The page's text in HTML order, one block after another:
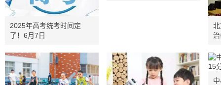
2025年高考统考时间定
了！6月7日